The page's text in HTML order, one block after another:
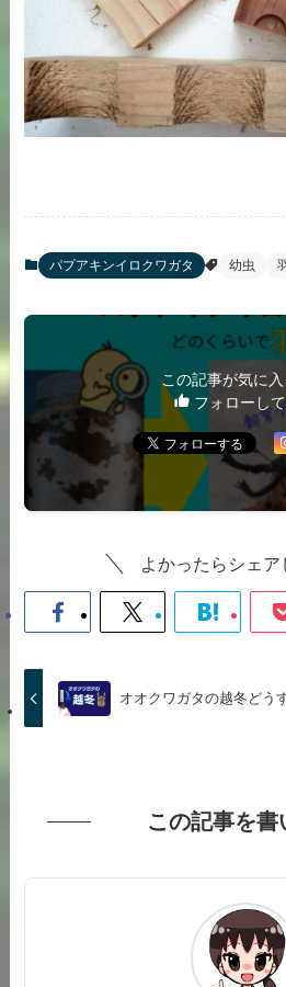
パプアキンイロクワガタ 幼虫
この記事が気に入
フォローし
よかったらシェア
オオクワガタの越冬どう
この記事を書